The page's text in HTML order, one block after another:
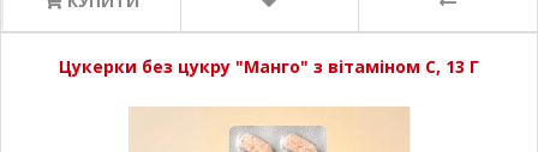
Цукерки без цукру "Манго" з вітаміном С, 13 Г